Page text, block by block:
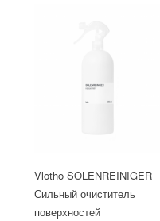
Vlotho SOLENREINIGER
Сильный очиститель
поверхностей